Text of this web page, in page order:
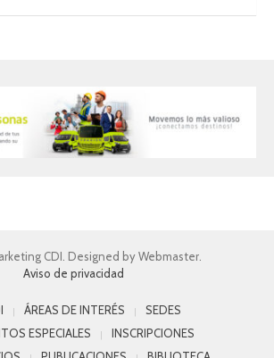
CDI. Designed by Webmaster.
Aviso de privacidad
ÁREAS DE INTERÉS
SEDES
ESPECIALES
INSCRIPCIONES